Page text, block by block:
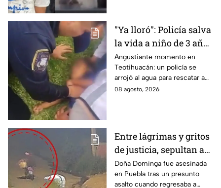
"Ya lloró": Policía salva
la vida a niño de 3 años
que cayó a un lago en
Teotihuacán; aplicó
RCP (VIDEO)
Angustiante momento en
Teotihuacán: un policía se
arrojó al agua para rescatar a
un pequeño que no respiraba y
08 agosto, 2026
Entre lágrimas y gritos
de justicia, sepultan a
doña Dominga, la
abuelita asesinada tras
Doña Dominga fue asesinada
en Puebla tras un presunto
asalto cuando regresaba a